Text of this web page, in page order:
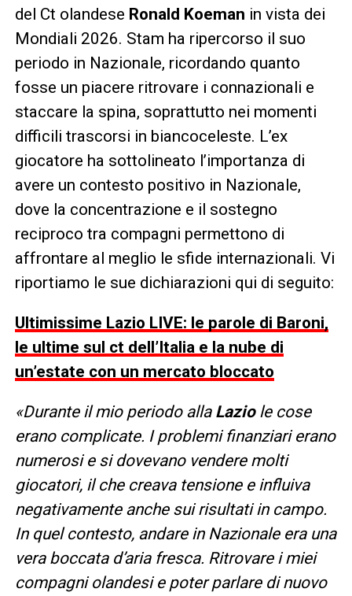
del Ct olandese Ronald Koeman in vista dei
Mondiali 2026. Stam ha ripercorso il suo
periodo in Nazionale, ricordando quanto
fosse un piacere ritrovare i connazionali e
staccare la spina, soprattutto nei momenti
difficili trascorsi in biancoceleste. L’ex
giocatore ha sottolineato l’importanza di
avere un contesto positivo in Nazionale,
dove la concentrazione e il sostegno
reciproco tra compagni permettono di
affrontare al meglio le sfide internazionali. Vi
riportiamo le sue dichiarazioni qui di seguito:
Ultimissime Lazio LIVE: le parole di Baroni,
le ultime sul ct dell’Italia e la nube di
un’estate con un mercato bloccato
«Durante il mio periodo alla Laziole cose
erano complicate. I problemi finanziari erano
numerosi e si dovevano vendere molti
giocatori, il che creava tensione e influiva
negativamente anche sui risultati in campo.
In quel contesto, andare in Nazionale era una
vera boccata d’aria fresca. Ritrovare i miei
compagni olandesi e poter parlare di nuovo